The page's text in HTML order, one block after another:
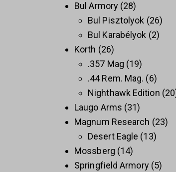
Bul Armory 28
Bul Pisztolyok 26
Bul Karabélyok 2
Korth 26
.357 Mag 19
.44 Rem. Mag.
6
Nighthawk Edition 20
Laugo Arms 31
Magnum Research 23
Desert Eagle 13
Mossberg 14
Springfield Armory 5